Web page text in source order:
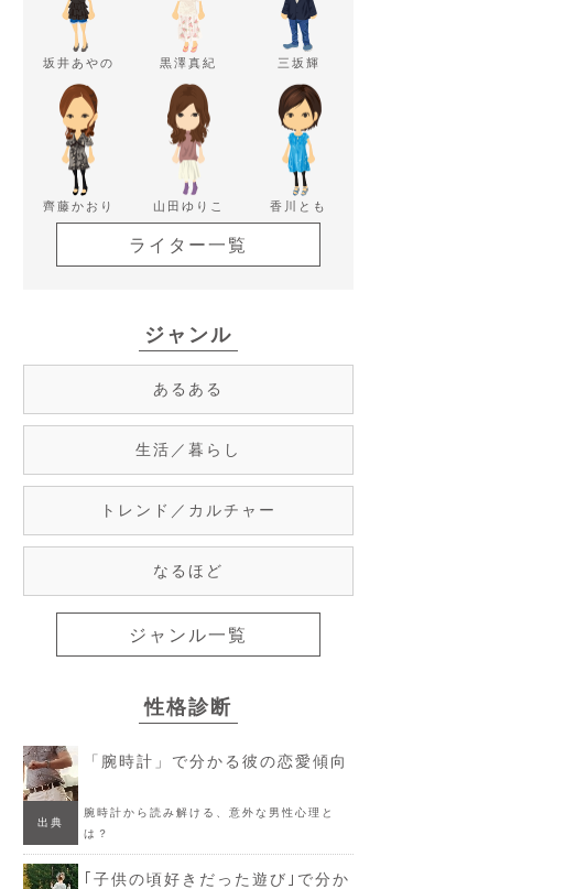
坂井あやの 黒澤真紀 三坂輝
齊藤かおり 山田ゆりこ 香川とも
ライター一覧
ジャンル
あるある
生活／暮らし
トレンド／カルチャー
なるほど
ジャンル一覧
性格診断
「腕時計」で分かる彼の恋愛傾向
出典
腕時計から読み解ける、意外な男性心理と
は？
｢子供の頃好きだった遊び｣で分か